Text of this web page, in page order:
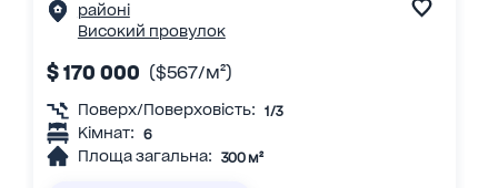
районі
Високий провулок
$ 170 000 ($567/м²)
Поверх/Поверховість: 1/3
Кімнат: 6
Площа загальна: 300 м²